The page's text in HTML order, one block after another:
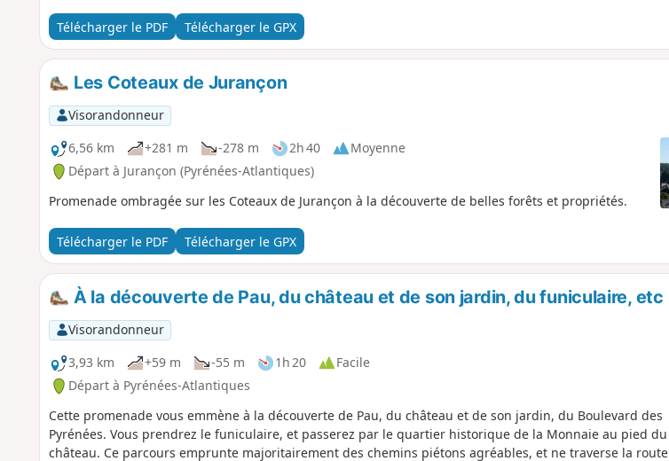
Télécharger le PDF Télécharger le GPX
Les Coteaux de Jurançon
Visorandonneur
6,56 km
+281 m -278 m 2h 40
Moyenne
Départ à Jurançon (Pyrénées-Atlantiques)
Promenade ombragée sur les Coteaux de Jurançon à la découverte de belles forêts et propriétés.
Télécharger le PDF Télécharger le GPX
À la découverte de Pau, du château et de son jardin, du funiculaire, etc
Visorandonneur
3,93 km
+59 m -55 m 1h 20
Facile
Départ à Pyrénées-Atlantiques
Cette promenade vous emmène à la découverte de Pau, du château et de son jardin, du Boulevard des
Pyrénées. Vous prendrez le funiculaire, et passerez par le quartier historique de la Monnaie au pied du
château. Ce parcours emprunte majoritairement des chemins piétons agréables, et ne traverse la route